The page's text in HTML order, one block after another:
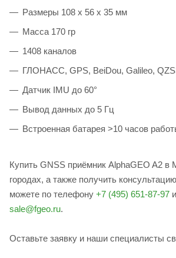
Размеры 108 х 56 х 35 мм
Масса 170 гр
1408 каналов
ГЛОНАСС, GPS, BeiDou, Galileo,
Датчик IMU до 60°
Вывод данных до 5 Гц
Встроенная батарея >10 часов
Купить GNSS приёмник AlphaGEO A2 в
городах, а также получить
можете по телефону +7 (495) 651-87-97
sale@fgeo.ru.
Оставьте заявку и наши специалисты